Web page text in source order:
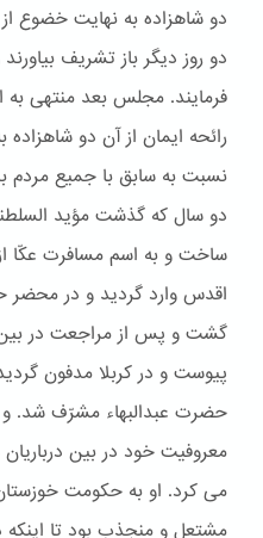
دو شاهزاده به نهایت خضوع
دو روز دیگر باز تشریف
فرمایند. مجلس بعد منتهی به
رائحه ایمان از آن دو شاهزاده
نسبت به سابق با جمیع مردم
دو سال که گذشت مؤید
ساخت و به اسم مسافرت عکّا
اقدس وارد گردید و در محضر
گشت و پس از مراجعت در
پیوست و در کربلا مدفون
حضرت عبدالبهاء مشرّف شد. و
معروفیت خود در بین
می کرد. او به حکومت
مشتعل و منجذب بود تا اینکه